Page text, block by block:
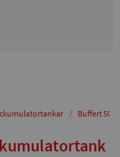
Buffert